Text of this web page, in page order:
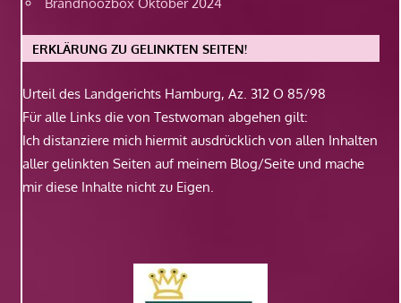
ERKLÄRUNG ZU GELINKTEN SEITEN!
Urteil des Landgerichts Hamburg, Az. 312 O 85/98
Für alle Links die von Testwoman abgehen gilt:
Ich distanziere mich hiermit ausdrücklich von allen Inhalten
aller gelinkten Seiten auf meinem Blog/Seite und mache
mir diese Inhalte nicht zu Eigen.